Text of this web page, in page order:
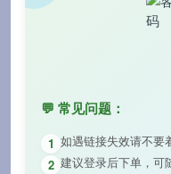
💬 常见问题：
1 如遇链接失效请不要
2 建议登录后下单，可